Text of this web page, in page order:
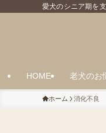
愛犬のシニア期を
HOME 老犬のお
ホーム 消化不良